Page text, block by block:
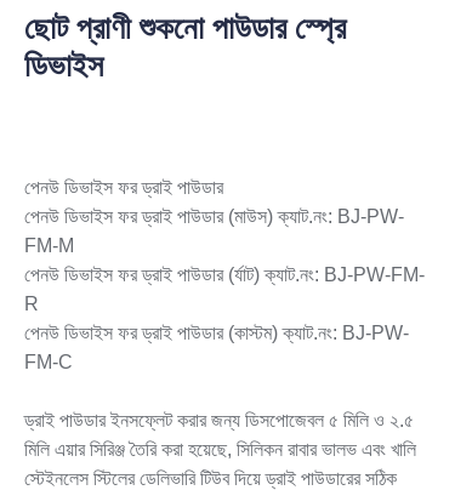
ছোট প্রাণী শুকনো পাউডার স্প্রে
ডিভাইস
পেনউ ডিভাইস ফর ড্রাই পাউডার
পেনউ ডিভাইস ফর ড্রাই পাউডার (মাউস) ক্যাট.নং: BJ-PW-
FM-M
পেনউ ডিভাইস ফর ড্রাই পাউডার (র্যাট) ক্যাট.নং: BJ-PW-FM-
R
পেনউ ডিভাইস ফর ড্রাই পাউডার (কাস্টম) ক্যাট.নং: BJ-PW-
FM-C
ড্রাই পাউডার ইনসফ্লেট করার জন্য ডিসপোজেবল ৫ মিলি ও ২.৫
মিলি এয়ার সিরিঞ্জ তৈরি করা হয়েছে, সিলিকন রাবার ভালভ এবং খালি
স্টেইনলেস স্টিলের ডেলিভারি টিউব দিয়ে ড্রাই পাউডারের সঠিক